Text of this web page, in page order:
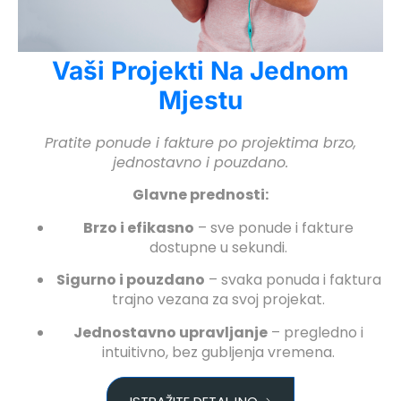
panel
Oku
satın al
panel
Vaši Projekti Na Jednom
Mjestu
Pratite ponude i fakture po projektima brzo,
jednostavno i pouzdano.
Glavne prednosti:
Brzo i efikasno – sve ponude i fakture
dostupne u sekundi.
Sigurno i pouzdano – svaka ponuda i faktura
trajno vezana za svoj projekat.
Jednostavno upravljanje – pregledno i
intuitivno, bez gubljenja vremena.